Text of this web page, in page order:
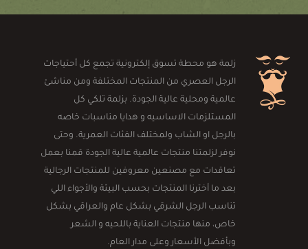
زلمة هو محطة تسوق إلكترونية تجمع كل أحتياجات
الرجل العصري من المنتجات المختلفة ومن مناشئ
عالمية ومحلية عالية الجودة. بزلمة تلكي كل
المستلزمات الاساسيه و هدايا مناسبات خاصه
بالرجل او الشاب ولمختلف الفئات العمرية. وحتى
نوفر لزلمتنا منتجات عالمية عالية الجودة قمنا بعمل
تعاقدات مع مصنعين معروفين للمنتجات الرجالية
بعد ما أخترنا المنتجات بحسب البيئة والأجواء اللي
تناسب الرجل الشرقي بشكل عام والعراقي بشكل
خاص، منها منتجات العناية باللحيه و الشعر
وبأفضل الأسعار وعلى مدار العام.